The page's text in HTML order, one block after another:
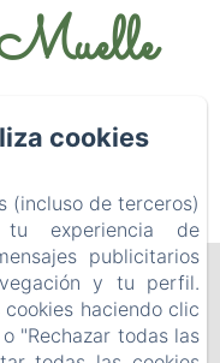
cookies
(incluso de terceros)
experiencia de
publicitarios
y tu perfil.
haciendo clic
"Rechazar todas las